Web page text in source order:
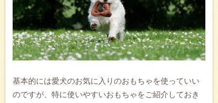
基本的には愛犬のお気に入りのおもちゃを使っていい
のですが、特に使いやすいおもちゃをご紹介しておき